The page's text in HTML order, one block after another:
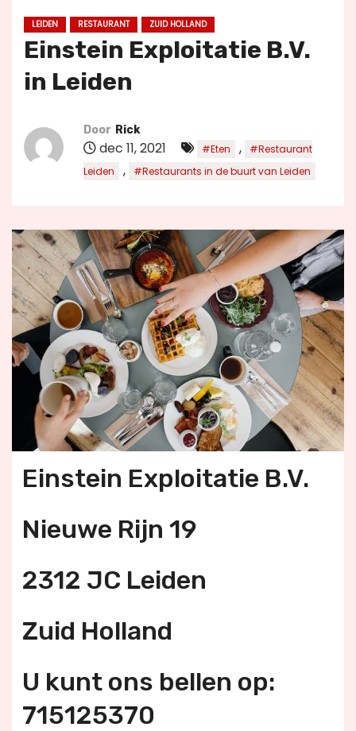
LEIDEN RESTAURANT ZUID HOLLAND
Einstein Exploitatie B.V.
in Leiden
Door Rick
dec 11, 2021 #Eten ,
#Restaurant
Leiden
, #Restaurants in de buurt van Leiden
Einstein Exploitatie B.V.
Nieuwe Rijn 19
2312 JC Leiden
Zuid Holland
U kunt ons bellen op:
715125370